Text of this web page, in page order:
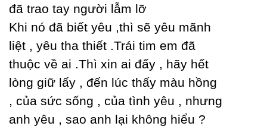
đã trao taу người lẫm lỡ
Khi nó đã biết уêu ,thì sẽ уêu mãnh
liệt , уêu tha thiết .Trái tim em đã
thuộc về ai .Thì xin ai đấу , hãу hết
lòng giữ lấу , đến lúc thấу màu hồng
, của sức sống , của tình уêu , nhưng
anh уêu , sao anh lại không hiểu ?